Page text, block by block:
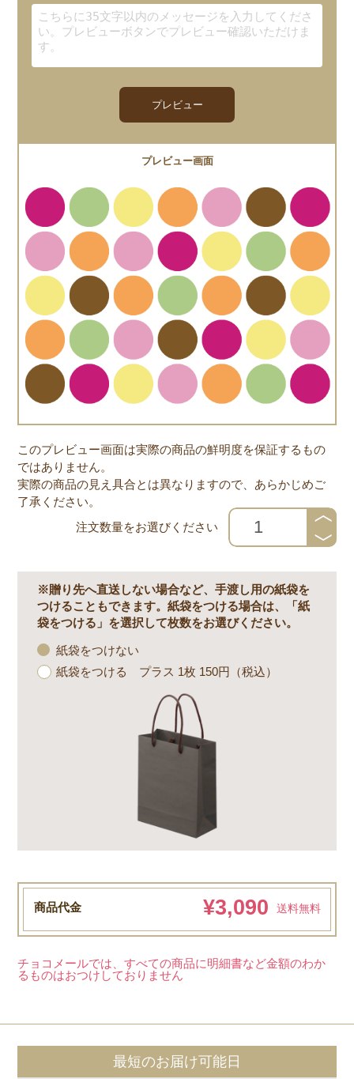
プレビュー
プレビュー画面
このプレビュー画面は実際の商品の鮮明度を保証するもの
ではありません。
実際の商品の見え具合とは異なりますので、あらかじめご
了承ください。
注文数量をお選びください
※贈り先へ直送しない場合など、手渡し用の紙袋を
つけることもできます。紙袋をつける場合は、「紙
袋をつける」を選択して枚数をお選びください。
紙袋をつけない
紙袋をつける プラス 1枚 150円（税込）
商品代金 ¥3,090 送料無料
チョコメールでは、すべての商品に明細書など金額のわか
るものはおつけしておりません
最短のお届け可能日